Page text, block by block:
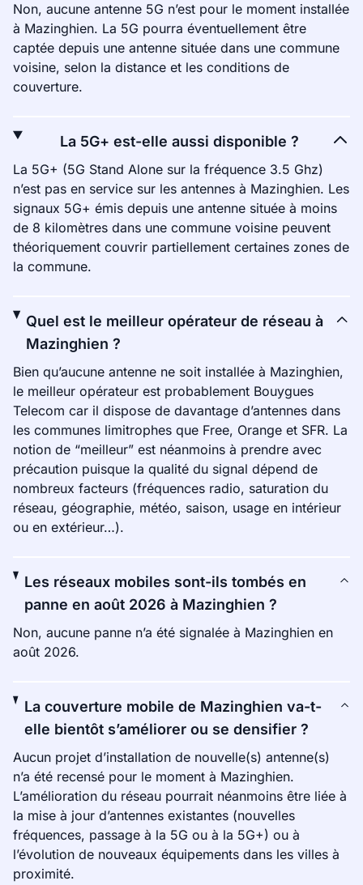
Non, aucune antenne 5G n’est pour le moment installée
à Mazinghien. La 5G pourra éventuellement être
captée depuis une antenne située dans une commune
voisine, selon la distance et les conditions de
couverture.
La 5G+ est-elle aussi disponible ?
La 5G+ (5G Stand Alone sur la fréquence 3.5 Ghz)
n’est pas en service sur les antennes à Mazinghien. Les
signaux 5G+ émis depuis une antenne située à moins
de 8 kilomètres dans une commune voisine peuvent
théoriquement couvrir partiellement certaines zones de
la commune.
Quel est le meilleur opérateur de réseau à
Mazinghien ?
Bien qu’aucune antenne ne soit installée à Mazinghien,
le meilleur opérateur est probablement Bouygues
Telecom car il dispose de davantage d’antennes dans
les communes limitrophes que Free, Orange et SFR. La
notion de “meilleur” est néanmoins à prendre avec
précaution puisque la qualité du signal dépend de
nombreux facteurs (fréquences radio, saturation du
réseau, géographie, météo, saison, usage en intérieur
ou en extérieur…).
Les réseaux mobiles sont-ils tombés en
panne en août 2026 à Mazinghien ?
Non, aucune panne n’a été signalée à Mazinghien en
août 2026.
La couverture mobile de Mazinghien va-t-
elle bientôt s’améliorer ou se densifier ?
Aucun projet d’installation de nouvelle(s) antenne(s)
n’a été recensé pour le moment à Mazinghien.
L’amélioration du réseau pourrait néanmoins être liée à
la mise à jour d’antennes existantes (nouvelles
fréquences, passage à la 5G ou à la 5G+) ou à
l’évolution de nouveaux équipements dans les villes à
proximité.